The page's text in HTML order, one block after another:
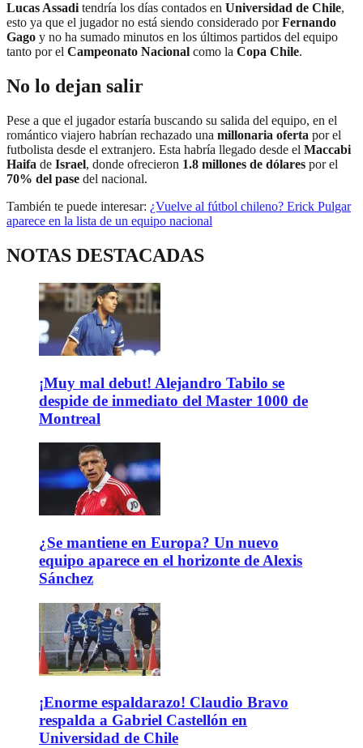
Lucas Assadi tendría los días contados en Universidad de Chile,
esto ya que el jugador no está siendo considerado porFernando
Gago y no ha sumado minutos en los últimos partidos del equipo
tanto por el Campeonato Nacional como la Copa Chile.
No lo dejan salir
Pese a que el jugador estaría buscando su salida del equipo, en el
romántico viajero habrían rechazado una millonaria oferta por el
futbolista desde el extranjero. Esta habría llegado desde el Maccabi
Haifa de Israel, donde ofrecieron 1.8 millones de dólares por el
70% del pase del nacional.
También te puede interesar: ¿Vuelve al fútbol chileno? Erick Pulgar
aparece en la lista de un equipo nacional
NOTAS DESTACADAS
¡Muy mal debut! Alejandro Tabilo se
despide de inmediato del Master 1000 de
Montreal
¿Se mantiene en Europa? Un nuevo
equipo aparece en el horizonte de Alexis
Sánchez
¡Enorme espaldarazo! Claudio Bravo
respalda a Gabriel Castellón en
Universidad de Chile